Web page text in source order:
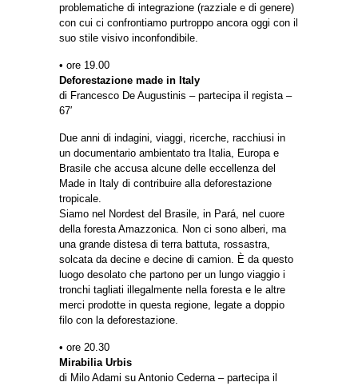
problematiche di integrazione (razziale e di genere)
con cui ci confrontiamo purtroppo ancora oggi con il
suo stile visivo inconfondibile.
• ore 19.00
Deforestazione made in Italy
di Francesco De Augustinis – partecipa il regista –
67′
Due anni di indagini, viaggi, ricerche, racchiusi in
un documentario ambientato tra Italia, Europa e
Brasile che accusa alcune delle eccellenza del
Made in Italy di contribuire alla deforestazione
tropicale.
Siamo nel Nordest del Brasile, in Pará, nel cuore
della foresta Amazzonica. Non ci sono alberi, ma
una grande distesa di terra battuta, rossastra,
solcata da decine e decine di camion. È da questo
luogo desolato che partono per un lungo viaggio i
tronchi tagliati illegalmente nella foresta e le altre
merci prodotte in questa regione, legate a doppio
filo con la deforestazione.
• ore 20.30
Mirabilia Urbis
di Milo Adami su Antonio Cederna – partecipa il